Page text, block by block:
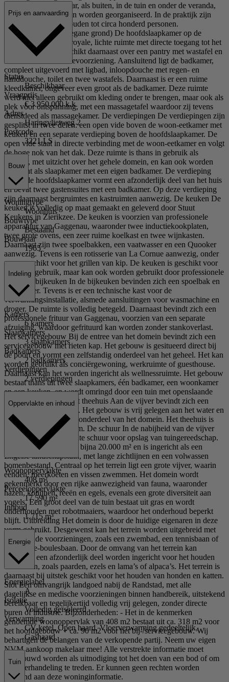
woonruimtes en de bar, als buiten, in de tuin en onder de veranda,
kunnen bijeenkomsten worden georganiseerd. In de praktijk zijn
hier ook feesten gehouden tot circa honderd personen.
Hoofdslaapkamer (begane grond) De hoofdslaapkamer op de
begane grond is een royale, lichte ruimte met directe toegang tot het
terras. De kamer beschikt daarnaast over een pantry met wastafel en
ruimte voor een koffievoorziening. Aansluitend ligt de badkamer,
compleet uitgevoerd met ligbad, inloopdouche met regen- en
handdouche, toilet en twee wastafels. Daarnaast is er een ruime
kleedkamer, ongeveer even groot als de badkamer. Deze ruimte
werd niet alleen gebruikt om kleding onder te brengen, maar ook als
plek voor ontspanning, met een massagetafel waardoor zij tevens
dienstdeed als massagekamer. De verdiepingen De verdiepingen zijn
gesplitst in twee delen: een open vide boven de woon-eetkamer met
keuken en een separate verdieping boven de hoofdslaapkamer. De
open vide staat in directe verbinding met de woon-eetkamer en volgt
de hoge nok van het dak. Deze ruimte is thans in gebruik als
kantoor, met uitzicht over het gehele domein, en kan ook worden
ingericht als slaapkamer met een eigen badkamer. De verdieping
boven de hoofdslaapkamer vormt een afzonderlijk deel van het huis
en bevat twee gastensuites met een badkamer. Op deze verdieping
zijn daarnaast bergruimtes en kastruimten aanwezig. De keuken De
keuken is volledig op maat gemaakt en geleverd door Stuut
Keukens in Zierikzee. De keuken is voorzien van professionele
apparatuur van Gaggenau, waaronder twee inductiekookplaten,
twee grote ovens, een zeer ruime koelkast en twee wijnkasten.
Daarnaast zijn twee spoelbakken, een vaatwasser en een Quooker
aanwezig. Tevens is een rotisserie van La Cornue aanwezig, onder
meer geschikt voor het grillen van kip. De keuken is geschikt voor
dagelijks gebruik, maar kan ook worden gebruikt door professionele
koks. De bijkeuken In de bijkeuken bevinden zich een spoelbak en
een vriezer. Tevens is er een technische kast voor de
verwarmingsinstallatie, alsmede aansluitingen voor wasmachine en
droger. De ruimte is volledig betegeld. Daarnaast bevindt zich een
professionele frituur van Gaggenau, voorzien van een separate
afzuiging, waardoor gefrituurd kan worden zonder stankoverlast.
Het servicegebouw Bij de entree van het domein bevindt zich een
servicegebouw met rieten kap. Het gebouw is gesitueerd direct bij
de poort en vormt een zelfstandig onderdeel van het geheel. Het kan
worden gebruikt als conciërgewoning, werkruimte of guesthouse.
Daarnaast kan het worden ingericht als wellnessruimte. Het gebouw
bestaat thans uit twee slaapkamers, één badkamer, een woonkamer
en een keuken, en wordt omringd door een tuin met openslaande
deuren naar buiten. Het theehuis Aan de vijver bevindt zich een
theehuis met rieten kap. Het gebouw is vrij gelegen aan het water en
vormt een afzonderlijk onderdeel van het domein. Het theehuis is
thans in gebruik als gym. De schuur In de nabijheid van de vijver
bevindt zich een separate schuur voor opslag van tuingereedschap.
De tuin De tuin beslaat bijna 20.000 m² en is ingericht als een
Engelse landschapstuin, met lange zichtlijnen en een volwassen
bomenbestand. Centraal op het terrein ligt een grote vijver, waarin
eenden, meerkoeten en vissen zwemmen. Het domein wordt
gekenmerkt door een rijke aanwezigheid van fauna, waaronder
hazen, konijnen, reeën en egels, evenals een grote diversiteit aan
vogels. Een groot deel van de tuin bestaat uit gras en wordt
onderhouden met robotmaaiers, waardoor het onderhoud beperkt
blijft. Uitbreiding Het domein is door de huidige eigenaren in deze
vorm gebruikt. Desgewenst kan het terrein worden uitgebreid met
aanvullende voorzieningen, zoals een zwembad, een tennisbaan of
een jeu-de-boulesbaan. Door de omvang van het terrein kan
daarnaast een afzonderlijk deel worden ingericht voor het houden
van dieren, zoals paarden, ezels en lama’s of alpaca’s. Het terrein is
daarnaast bij uitstek geschikt voor het houden van honden en katten.
Slot Een omvangrijk landgoed nabij de Randstad, met alle
dagelijkse en medische voorzieningen binnen handbereik, uitstekend
bereikbaar en tegelijkertijd volledig vrij gelegen, zonder directe
buren of industrie. Bijzonderheden: - Het in de kenmerken
genoemde woonoppervlak van 408 m2 bestaat uit ca. 318 m2 voor
het hoofdgebouw + ca. 90 m2 voor het bij-/servicegebouw. Wij
behartigen de belangen van de verkopende partij. Neem uw eigen
NVM aankoop makelaar mee! Alle verstrekte informatie moet
beschouwd worden als uitnodiging tot het doen van een bod of om
in onderhandeling te treden. Er kunnen geen rechten worden
ontleend aan deze woninginformatie.
Prijs en aanvaarding
Status
Beschikbaar
Vraagprijs
€ 3.950.000 k.k.
Adres
Haringvlietweg 2
Postcode
3221 LS
Bouw
Woningtype
Woonhuis
Bouwtype
Bestaand
Bouwjaar
1965
Indeling
Kamers
6 kamers
Slaapkamers
3 slaapkamers
Badkamers
2 badkamers
Verdiepingen
2 verdiepingen
Oppervlakte en inhoud
Woonoppervlakte
408 m²
Perceeloppervlakte
17.590 m²
Inhoud
1.715 m³
Energie
Energielabel
A
Isolatie
Volledig geïsoleerd
Verwarming
CV-ketel, Open haard, Vloerverwarming gedeeltelijk,
Gashaard
Tuin